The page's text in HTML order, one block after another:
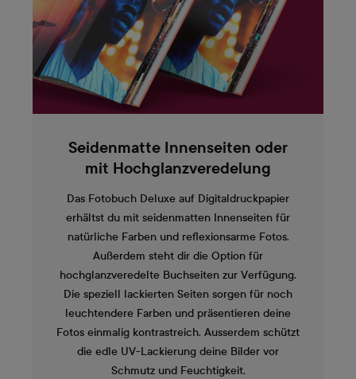
Seidenmatte Innenseiten oder
mit Hochglanzveredelung
Das Fotobuch Deluxe auf Digitaldruckpapier
erhältst du mit seidenmatten Innenseiten für
natürliche Farben und reflexionsarme Fotos.
Außerdem steht dir die Option für
hochglanzveredelte Buchseiten zur Verfügung.
Die speziell lackierten Seiten sorgen für noch
leuchtendere Farben und präsentieren deine
Fotos einmalig kontrastreich. Ausserdem schützt
die edle UV-Lackierung deine Bilder vor
Schmutz und Feuchtigkeit.